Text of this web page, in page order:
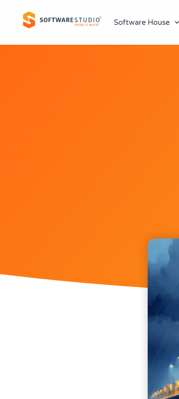
Software House